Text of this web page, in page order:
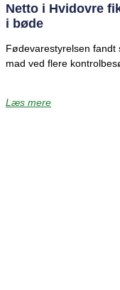
Netto i Hvidovre
i bøde
Fødevarestyrelsen fandt
mad ved flere
Læs mere